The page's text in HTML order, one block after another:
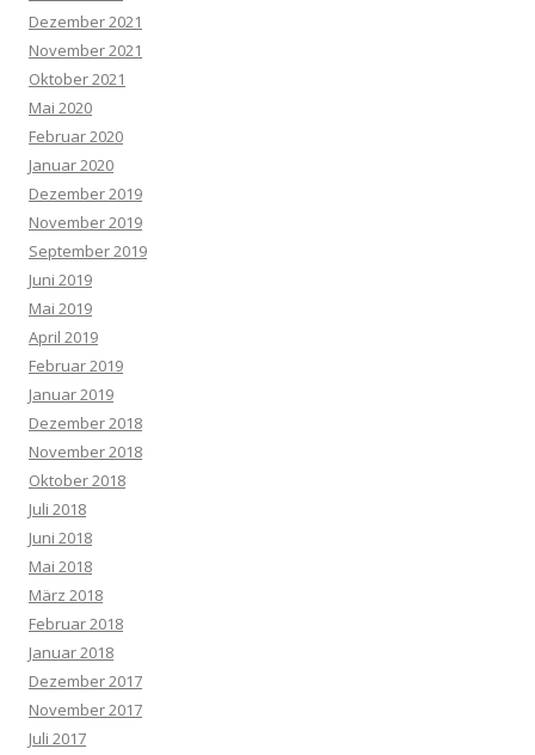
Dezember 2021
November 2021
Oktober 2021
Mai 2020
Februar 2020
Januar 2020
Dezember 2019
November 2019
September 2019
Juni 2019
Mai 2019
April 2019
Februar 2019
Januar 2019
Dezember 2018
November 2018
Oktober 2018
Juli 2018
Juni 2018
Mai 2018
März 2018
Februar 2018
Januar 2018
Dezember 2017
November 2017
Juli 2017